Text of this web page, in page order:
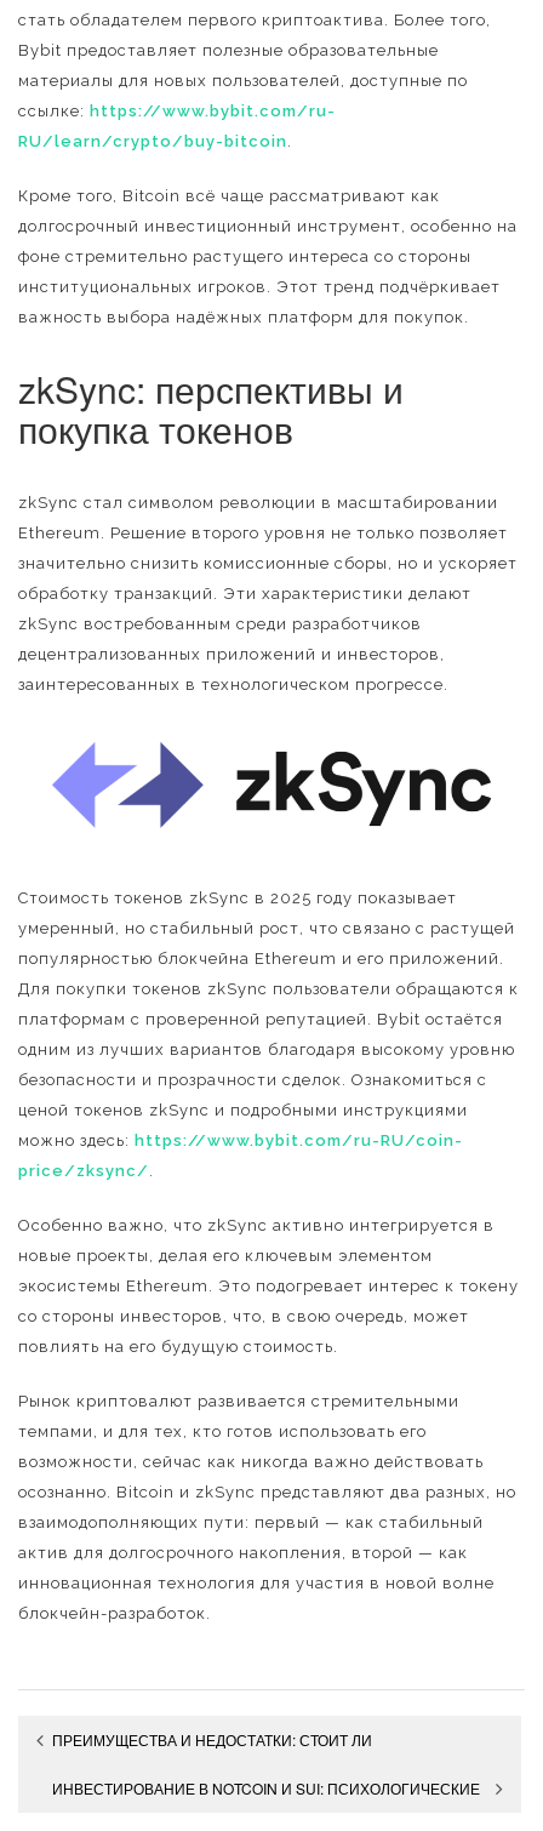
стать обладателем первого криптоактива. Более того,
Bybit предоставляет полезные образовательные
материалы для новых пользователей, доступные по
ссылке: https://www.bybit.com/ru-
RU/learn/crypto/buy-bitcoin.
Кроме того, Bitcoin всё чаще рассматривают как
долгосрочный инвестиционный инструмент, особенно на
фоне стремительно растущего интереса со стороны
институциональных игроков. Этот тренд подчёркивает
важность выбора надёжных платформ для покупок.
zkSync: перспективы и
покупка токенов
zkSync стал символом революции в масштабировании
Ethereum. Решение второго уровня не только позволяет
значительно снизить комиссионные сборы, но и ускоряет
обработку транзакций. Эти характеристики делают
zkSync востребованным среди разработчиков
децентрализованных приложений и инвесторов,
заинтересованных в технологическом прогрессе.
Стоимость токенов zkSync в 2025 году показывает
умеренный, но стабильный рост, что связано с растущей
популярностью блокчейна Ethereum и его приложений.
Для покупки токенов zkSync пользователи обращаются к
платформам с проверенной репутацией. Bybit остаётся
одним из лучших вариантов благодаря высокому уровню
безопасности и прозрачности сделок. Ознакомиться с
ценой токенов zkSync и подробными инструкциями
можно здесь: https://www.bybit.com/ru-RU/coin-
price/zksync/ .
Особенно важно, что zkSync активно интегрируется в
новые проекты, делая его ключевым элементом
экосистемы Ethereum. Это подогревает интерес к токену
со стороны инвесторов, что, в свою очередь, может
повлиять на его будущую стоимость.
Рынок криптовалют развивается стремительными
темпами, и для тех, кто готов использовать его
возможности, сейчас как никогда важно действовать
осознанно. Bitcoin и zkSync представляют два разных, но
взаимодополняющих пути: первый — как стабильный
актив для долгосрочного накопления, второй — как
инновационная технология для участия в новой волне
блокчейн-разработок.
Навигация
по
ПРЕИМУЩЕСТВА И НЕДОСТАТКИ: СТОИТ ЛИ
ИНВЕСТИРОВАТЬ В BITCOIN И MANTA NETWORK В 2025
ИНВЕСТИРОВАНИЕ В NOTCOIN И SUI: ПСИХОЛОГИЧЕСКИЕ